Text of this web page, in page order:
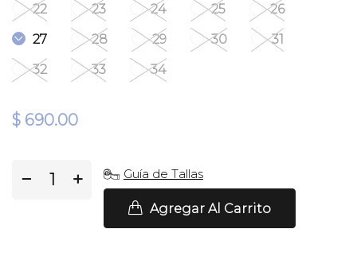
22 23 24 25
26
27
28 29 30
31
32
33 34
$ 690.00
− + Guía de Tallas
Agregar Al Carrito